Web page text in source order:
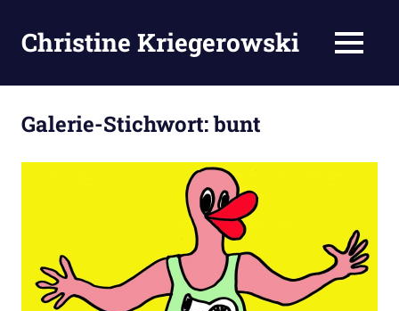
Inhalt
springen
Christine Kriegerowski MENÜ
Galerie-Stichwort:bunt